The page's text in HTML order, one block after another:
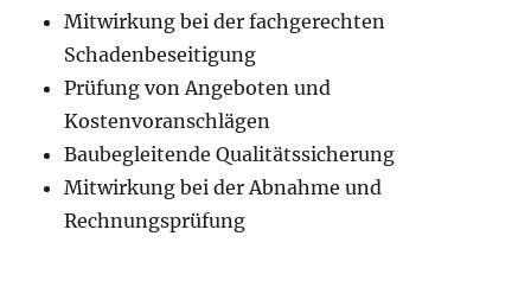
Mitwirkung bei der fachgerechten
Schadenbeseitigung
Prüfung von Angeboten und
Kostenvoranschlägen
Baubegleitende Qualitätssicherung
Mitwirkung bei der Abnahme und
Rechnungsprüfung